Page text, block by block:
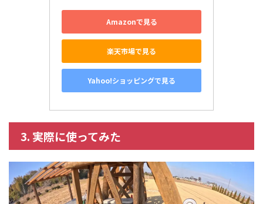
Amazonで見る
楽天市場で見る
Yahoo!ショッピングで見る
3. 実際に使ってみた